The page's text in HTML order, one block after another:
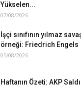
Yükselen...
07/08/2026
İşçi sınıfının yılmaz
örneği: Friedrich Engels
05/08/2026
Haftanın Özeti: AKP